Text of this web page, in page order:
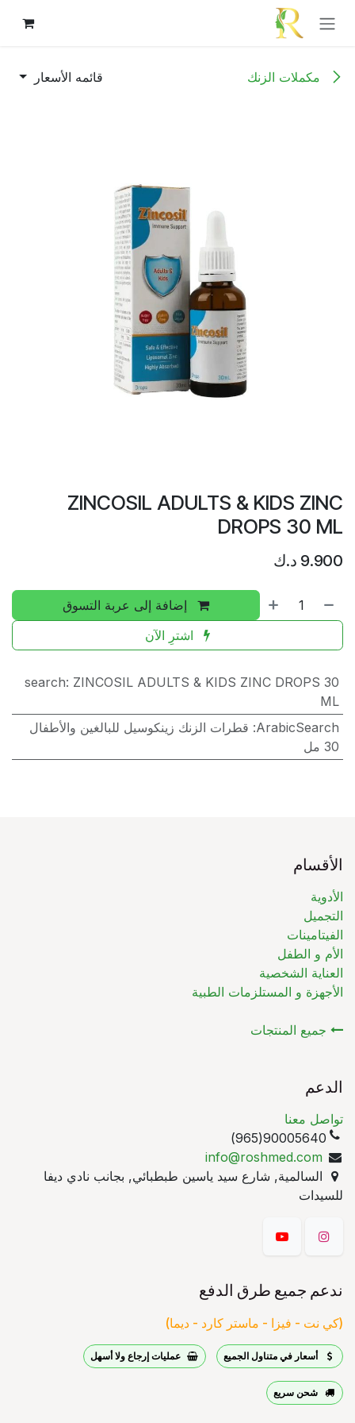
تخطي للذهاب إلى المحتوى
مكملات الزنك قائمه الأسعار
ZINCOSIL ADULTS & KIDS ZINC
DROPS 30 ML
9.900 د.ك
إضافة إلى عربة التسوق
اشترِ الآن
search: ZINCOSIL ADULTS & KIDS ZINC DROPS 30
ML
ArabicSearch
: قطرات الزنك زينكوسيل للبالغين والأطفال
30 مل
الأقسام
الأدوية
التجميل
الفيتامينات
الأم و الطفل
العناية الشخصية
الأجهزة و المستلزمات الطبية
جميع المنتجات
الدعم
تواصل معنا
90005640(965)
info@roshmed.com
السالمية, شارع سيد ياسين طبطبائي, بجانب نادي ديفا
للسيدات
ندعم جميع طرق الدفع
(كي نت - فيزا - ماستر كارد - ديما)
أسعار في متناول الجميع عمليات إرجاع ولا أسهل
شحن سريع